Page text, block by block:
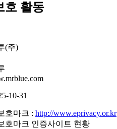
호 활동
(주)
10-31
호마크 : http://www.eprivacy.or.kr
호마크 인증사이트 현황